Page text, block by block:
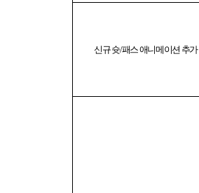
신규 슛/패스 애니메이션 추가